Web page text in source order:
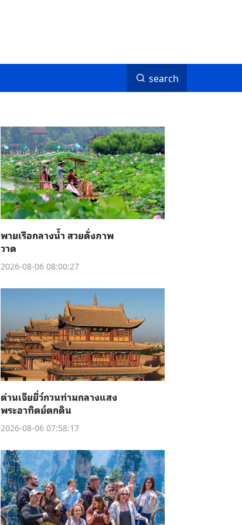
search
พายเรือกลางน้ำ สวยดั่งภาพ
วาด
2026-08-06 08:00:27
ด่านเจียยี่ว์กวนท่ามกลางแสง
พระอาทิตย์ตกดิน
2026-08-06 07:58:17